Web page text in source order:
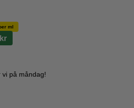
ml
vi på måndag!